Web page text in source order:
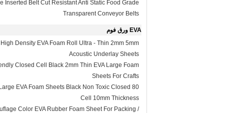
Inserted Belt Cut Resistant Anti Static Food Grade
Transparent Conveyor Belts
EVA ورق فوم
Density EVA Foam Roll Ultra - Thin 2mm 5mm
Acoustic Underlay Sheets
Closed Cell Black 2mm Thin EVA Large Foam
Sheets For Crafts
Large EVA Foam Sheets Black Non Toxic Closed
Cell 10mm Thickness
Color EVA Rubber Foam Sheet For Packing /